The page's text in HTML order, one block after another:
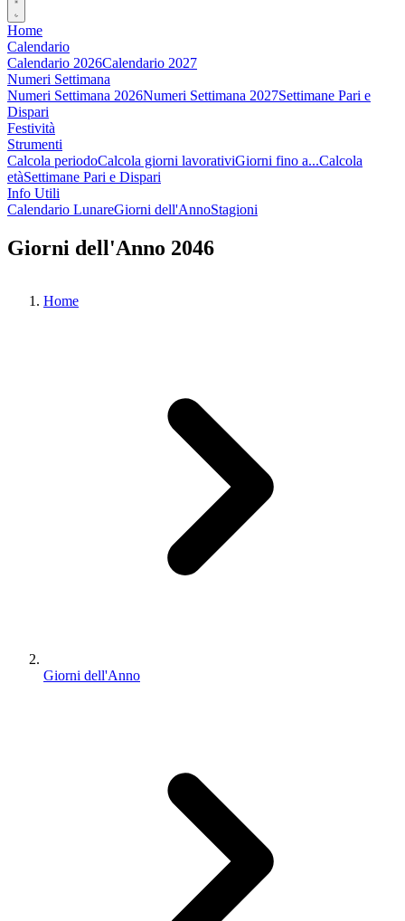
Home
Calendario
Calendario 2026Calendario 2027
Numeri Settimana
Numeri Settimana 2026Numeri Settimana 2027Settimane Pari e
Dispari
Festività
Strumenti
Calcola periodoCalcola giorni lavorativiGiorni fino a...Calcola
etàSettimane Pari e Dispari
Info Utili
Calendario LunareGiorni dell'AnnoStagioni
Giorni dell'Anno 2046
Home
Giorni dell'Anno